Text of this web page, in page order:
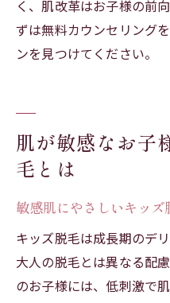
く、肌改革はお子様の前
ずは無料カウンセリング
ンを見つけてください。
肌が敏感なお子
毛とは
敏感肌にやさしいキッ
キッズ脱毛は成長期のデ
大人の脱毛とは異なる配
のお子様には、低刺激で